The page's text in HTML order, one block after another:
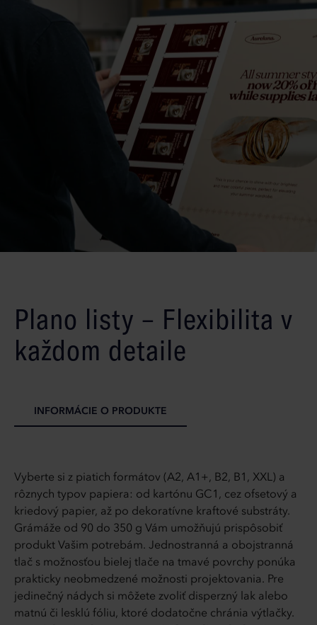
Plano listy – Flexibilita v
každom detaile
INFORMÁCIE O PRODUKTE
Vyberte si z piatich formátov (A2, A1+, B2, B1, XXL) a
rôznych typov papiera: od kartónu GC1, cez ofsetový a
kriedový papier, až po dekoratívne kraftové substráty.
Grámáže od 90 do 350 g Vám umožňujú prispôsobiť
produkt Vašim potrebám. Jednostranná a obojstranná
tlač s možnosťou bielej tlače na tmavé povrchy ponúka
prakticky neobmedzené možnosti projektovania. Pre
jedinečný nádych si môžete zvoliť disperzný lak alebo
matnú či lesklú fóliu, ktoré dodatočne chránia výtlačky.